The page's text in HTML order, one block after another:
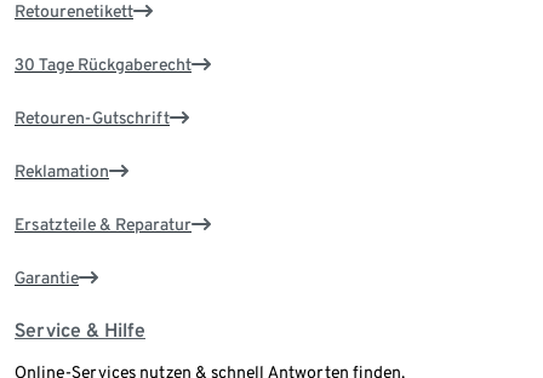
Retourenetikett
30 Tage Rückgaberecht
Retouren-Gutschrift
Reklamation
Ersatzteile & Reparatur
Garantie
Service & Hilfe
Online-Services nutzen & schnell Antworten finden.